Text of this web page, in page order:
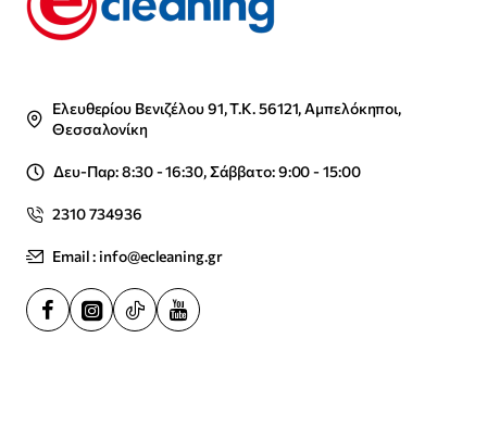
Ελευθερίου Βενιζέλου 91, Τ.Κ. 56121, Αμπελόκηποι,
Θεσσαλονίκη
Δευ-Παρ: 8:30 - 16:30, Σάββατο: 9:00 - 15:00
2310 734936
Email : info@ecleaning.gr